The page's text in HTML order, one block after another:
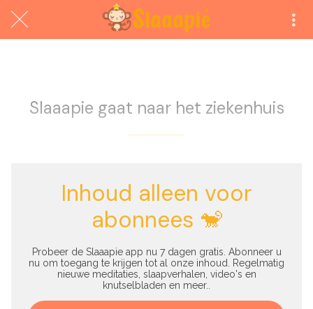
Slaaapie gaat naar het ziekenhuis
Inhoud alleen voor
abonnees 🐒
Probeer de Slaaapie app nu 7 dagen gratis. Abonneer u
nu om toegang te krijgen tot al onze inhoud. Regelmatig
nieuwe meditaties, slaapverhalen, video's en
knutselbladen en meer..